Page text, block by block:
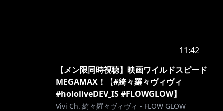
11:42
【メン限同時視聴】映画ワイルドスピード
MEGAMAX！【#綺々羅々ヴィヴィ
#hololiveDEV_IS #FLOWGLOW】
Vivi Ch. 綺々羅々ヴィヴィ - FLOW GLOW